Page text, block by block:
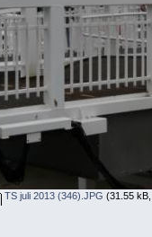
TS juli 2013 (346).JPG (31.55